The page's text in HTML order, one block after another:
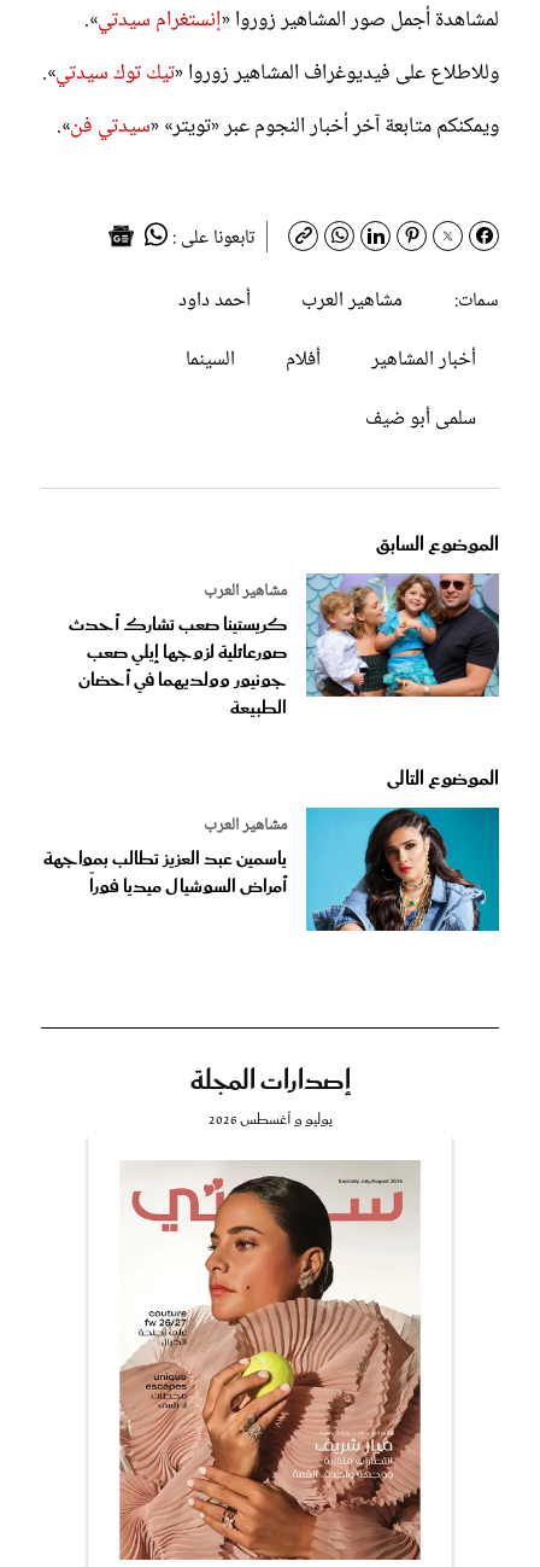
لمشاهدة أجمل صور المشاهير زوروا «إنستغرام سيدتي».
وللاطلاع على فيديوغراف المشاهير زوروا «تيك توك سيدتي».
ويمكنكم متابعة آخر أخبار النجوم عبر «تويتر» «سيدتي فن».
تابعونا على :
سمات:
مشاهير العرب
أحمد داود
أخبار المشاهير
أفلام
السينما
سلمى أبو ضيف
الموضوع السابق
مشاهير العرب
كريستينا صعب تشارك أحدث
صورعائلية لزوجها إيلي صعب
جونيور وولديهما في أحضان
الطبيعة
الموضوع التالى
مشاهير العرب
ياسمين عبد العزيز تطالب بمواجهة
أمراض السوشيال ميديا فوراً
إصدارات المجلة
يوليو و أغسطس 2026